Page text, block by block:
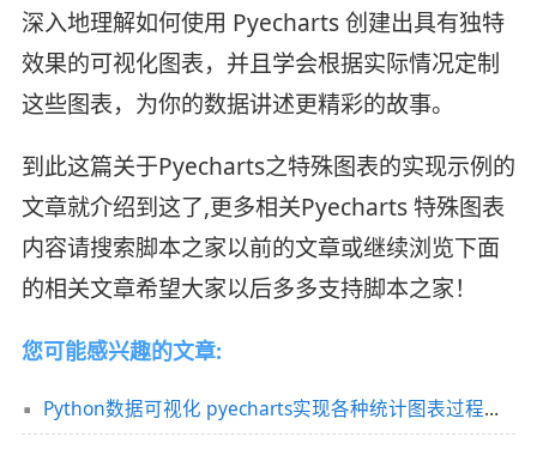
深入地理解如何使用 Pyecharts 创建出具有独特
效果的可视化图表，并且学会根据实际情况定制
这些图表，为你的数据讲述更精彩的故事。
到此这篇关于Pyecharts之特殊图表的实现示例的
文章就介绍到这了,更多相关Pyecharts 特殊图表
内容请搜索脚本之家以前的文章或继续浏览下面
的相关文章希望大家以后多多支持脚本之家！
您可能感兴趣的文章:
Python数据可视化 pyecharts实现各种统计图表过程详解